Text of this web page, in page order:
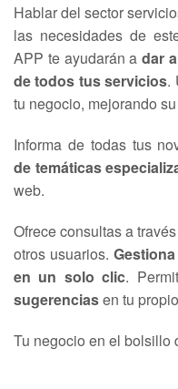
Hablar del sector
las necesidades de
APP te ayudarán a dar
de todos tus servicios.
tu negocio, mejorando
Informa de todas tus
de temáticas
web.
Ofrece consultas a
otros usuarios.
en un solo clic.
sugerenciasen tu
Tu negocio en el bolsillo